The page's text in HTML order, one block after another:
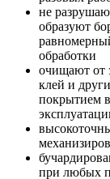
не
образуют
обработки
очищают от
клей и
покрытием
при любых